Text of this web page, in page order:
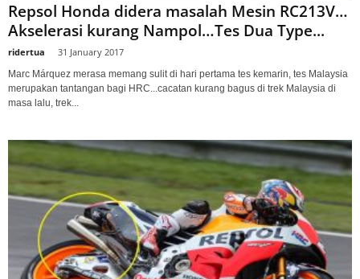
Repsol Honda didera masalah Mesin RC213V…
Akselerasi kurang Nampol…Tes Dua Type...
ridertua 31 January 2017
Marc Márquez merasa memang sulit di hari pertama tes kemarin, tes Malaysia
merupakan tantangan bagi HRC...cacatan kurang bagus di trek Malaysia di
masa lalu, trek...